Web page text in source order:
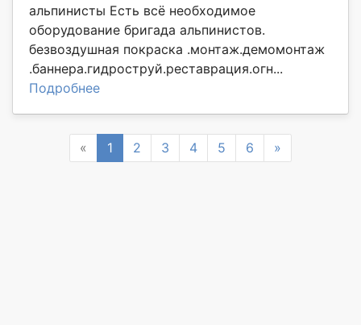
альпинисты Есть всё необходимое
оборудование бригада альпинистов.
безвоздушная покраска .монтаж.демомонтаж
.баннера.гидроструй.реставрация.огн...
Подробнее
« Previous
1 2 3 4 5 6 »